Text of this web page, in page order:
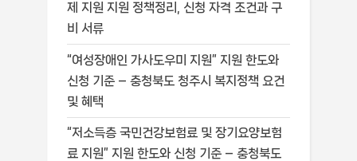
제 지원 지원 정책정리, 신청 자격 조건과 구
비 서류
“여성장애인 가사도우미 지원” 지원 한도와
신청 기준 – 충청북도 청주시 복지정책 요건
및 혜택
“저소득층 국민건강보험료 및 장기요양보험
료 지원” 지원 한도와 신청 기준 – 충청북도